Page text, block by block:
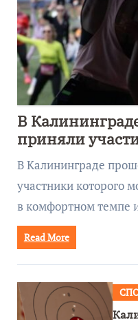
В
приняли
забеге
В Калининграде
участники которого
в комфортном темпе
Read More